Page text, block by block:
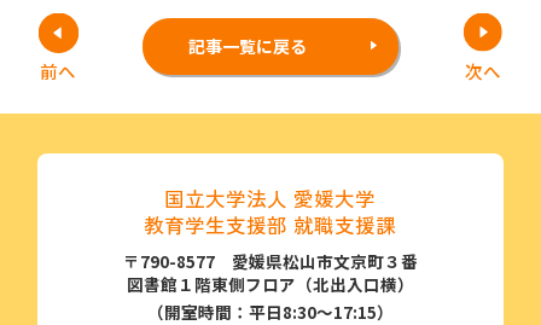
前へ
記事一覧に戻る
次へ
国立大学法人 愛媛大学
教育学生支援部 就職支援課
〒790-8577 愛媛県松山市文京町３番
図書館１階東側フロア（北出⼊⼝横）
（開室時間：平日8:30～17:15）